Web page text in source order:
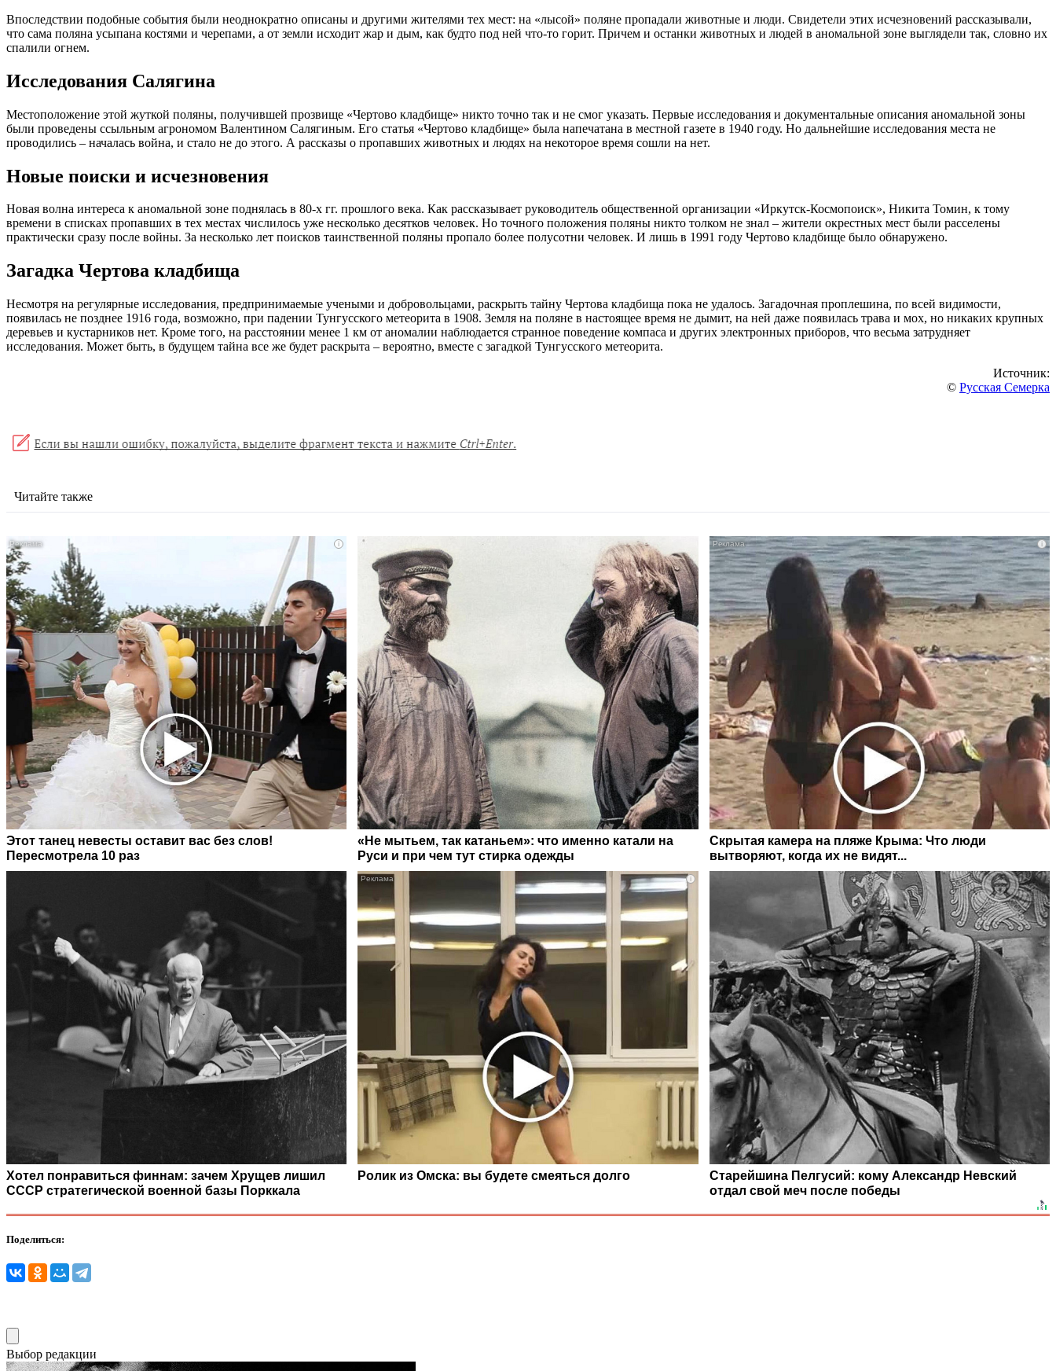
Впоследствии подобные события были неоднократно описаны и другими жителями тех мест: на «лысой» поляне пропадали животные и люди. Свидетели этих исчезновений рассказывали,
что сама поляна усыпана костями и черепами, а от земли исходит жар и дым, как будто под ней что-то горит. Причем и останки животных и людей в аномальной зоне выглядели так, словно их
спалили огнем.
Исследования Салягина
Местоположение этой жуткой поляны, получившей прозвище «Чертово кладбище» никто точно так и не смог указать. Первые исследования и документальные описания аномальной зоны
были проведены ссыльным агрономом Валентином Салягиным. Его статья «Чертово кладбище» была напечатана в местной газете в 1940 году. Но дальнейшие исследования места не
проводились – началась война, и стало не до этого. А рассказы о пропавших животных и людях на некоторое время сошли на нет.
Новые поиски и исчезновения
Новая волна интереса к аномальной зоне поднялась в 80-х гг. прошлого века. Как рассказывает руководитель общественной организации «Иркутск-Космопоиск», Никита Томин, к тому
времени в списках пропавших в тех местах числилось уже несколько десятков человек. Но точного положения поляны никто толком не знал – жители окрестных мест были расселены
практически сразу после войны. За несколько лет поисков таинственной поляны пропало более полусотни человек. И лишь в 1991 году Чертово кладбище было обнаружено.
Загадка Чертова кладбища
Несмотря на регулярные исследования, предпринимаемые учеными и добровольцами, раскрыть тайну Чертова кладбища пока не удалось. Загадочная проплешина, по всей видимости,
появилась не позднее 1916 года, возможно, при падении Тунгусского метеорита в 1908. Земля на поляне в настоящее время не дымит, на ней даже появилась трава и мох, но никаких крупных
деревьев и кустарников нет. Кроме того, на расстоянии менее 1 км от аномалии наблюдается странное поведение компаса и других электронных приборов, что весьма затрудняет
исследования. Может быть, в будущем тайна все же будет раскрыта – вероятно, вместе с загадкой Тунгусского метеорита.
Источник:
© Русская Семерка
Читайте также
i
Этот танец невесты оставит вас без слов!
Пересмотрела 10 раз
«Не мытьем, так катаньем»: что именно катали на
Руси и при чем тут стирка одежды
i
Скрытая камера на пляже Крыма: Что люди
вытворяют, когда их не видят...
Хотел понравиться финнам: зачем Хрущев лишил
СССР стратегической военной базы Порккала
i
Ролик из Омска: вы будете смеяться долго
Старейшина Пелгусий: кому Александр Невский
отдал свой меч после победы
Поделиться:
Выбор редакции